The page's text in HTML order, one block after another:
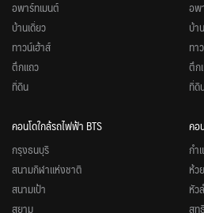
อพาร์ทเมนต์
บ้านเดี่ยว
ทาวน์เฮ้าส์
ตึกแถว
ที่ดิน
อพ
บ้า
ทา
ตึก
ที่ดิ
คอนโดใกล้รถไฟฟ้า BTS
กรุงธนบุรี
สนามกีฬาแห่งชาติ
สนามเป้า
คอ
กำ
ห้ว
หัว